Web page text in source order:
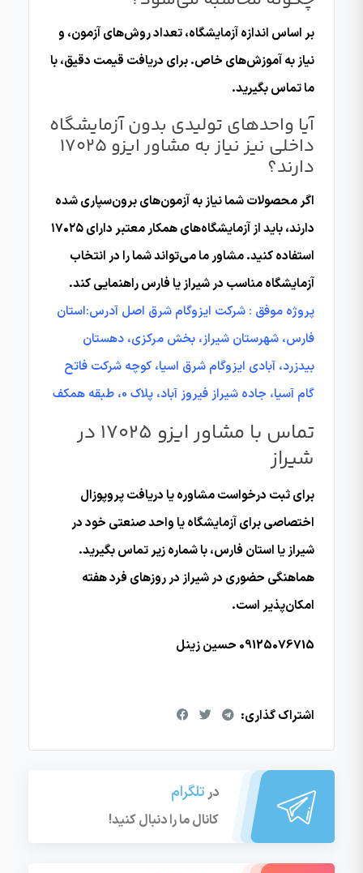
بر اساس اندازه آزمایشگاه، تعداد روش‌های آزمون، و
نیاز به آموزش‌های خاص. برای دریافت قیمت دقیق، با
ما تماس بگیرید.
آیا واحدهای تولیدی بدون آزمایشگاه
داخلی نیز نیاز به مشاور ایزو 17025
دارند؟
اگر محصولات شما نیاز به آزمون‌های برون‌سپاری شده
دارند، باید از آزمایشگاه‌های همکار معتبر دارای ۱۷۰۲۵
استفاده کنید. مشاور ما می‌تواند شما را در انتخاب
آزمایشگاه مناسب در شیراز یا فارس راهنمایی کند.
پروژه موفق : شرکت ایزوگام شرق اصل آدرس:استان
فارس، شهرستان شیراز، بخش مرکزی، دهستان
بیدزرد، آبادی ایزوگام شرق اسیا، کوچه شرکت فاتح
گام آسیا، جاده شیراز فیروز آباد، پلاک 0، طبقه همکف
تماس با مشاور ایزو 17025 در
شیراز
برای ثبت درخواست مشاوره یا دریافت پروپوزال
اختصاصی برای آزمایشگاه یا واحد صنعتی خود در
شیراز یا استان فارس، با شماره زیر تماس بگیرید.
هماهنگی حضوری در شیراز در روزهای فرد هفته
امکان‌پذیر است.
09125076715 حسین زینل
اشتراک گذاری:
در تلگرام
کانال ما را دنبال کنید!